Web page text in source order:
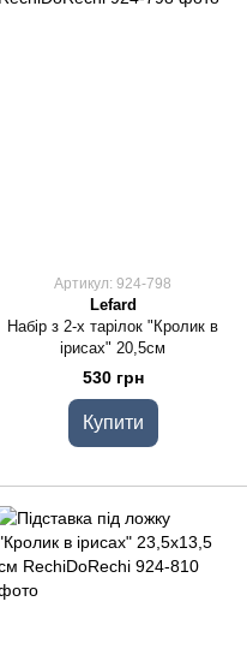
Артикул: 924-798
Lefard
Набір з 2-х тарілок "Кролик в
ірисах" 20,5см
530 грн
Купити